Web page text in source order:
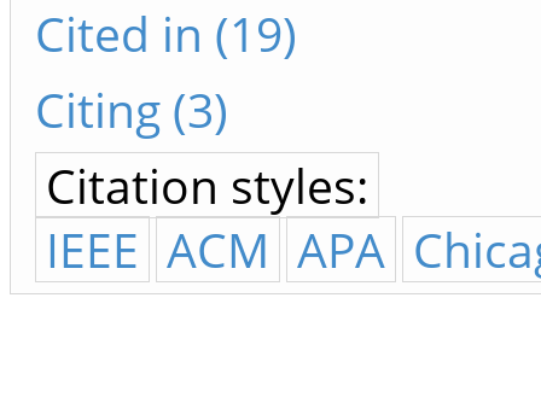
Cited in (19)
Citing (3)
Citation styles:
IEEE ACM APA